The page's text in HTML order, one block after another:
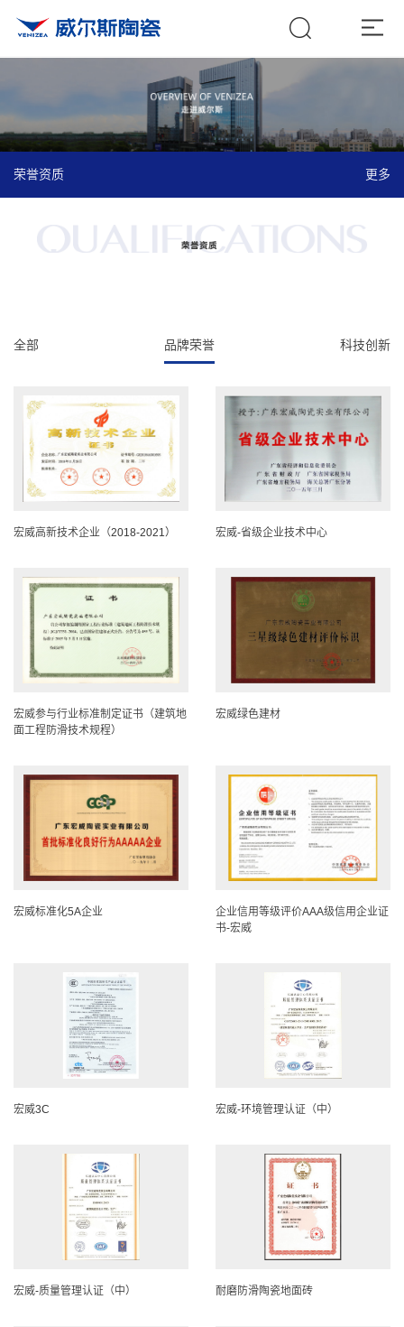
荣誉资质 更多
全部 品牌荣誉 科技创新
宏威高新技术企业（2018-2021） 宏威-省级企业技术中心
宏威参与行业标准制定证书（建筑地
面工程防滑技术规程）
宏威绿色建材
宏威标准化5A企业
企业信用等级评价AAA级信用企业证
书-宏威
宏威3C 宏威-环境管理认证（中）
宏威-质量管理认证（中） 耐磨防滑陶瓷地面砖